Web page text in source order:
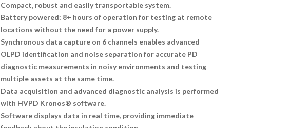
Compact, robust and easily transportable system.
Battery powered: 8+ hours of operation for testing at remote
locations without the need for a power supply.
Synchronous data capture on 6 channels enables advanced
OLPD identification and noise separation for accurate PD
diagnostic measurements in noisy environments and testing
multiple assets at the same time.
Data acquisition and advanced diagnostic analysis is performed
with HVPD Kronos® software.
Software displays data in real time, providing immediate